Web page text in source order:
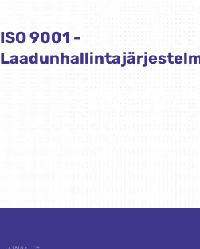
ISO 9001 -